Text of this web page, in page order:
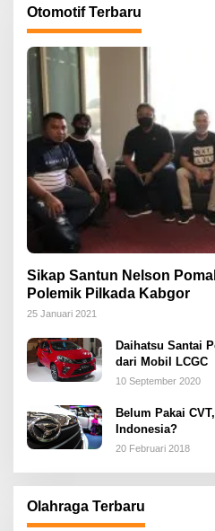
Otomotif Terbaru
Sikap Santun Nelson
Polemik Pilkada Kabgor
25 Januari 2021
Daihatsu Santai
dari Mobil LCGC
10 September 2020
Belum Pakai
Indonesia?
20 Februari 2018
Olahraga Terbaru